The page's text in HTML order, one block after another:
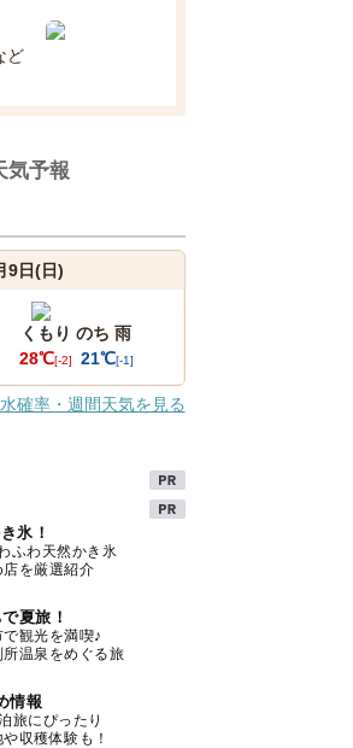
ど
気予報
9日(日)
くもり のち 雨
28℃[-2] 21℃[-1]
確率・週間天気を見る
氷！
ふわ天然かき氷
店を厳選紹介
夏旅！
観光を満喫♪
温泉をめぐる旅
情報
旅にぴったり
収穫体験も！